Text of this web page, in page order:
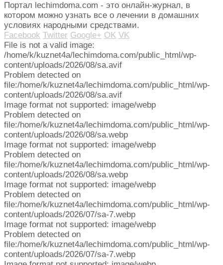
Портал lechimdoma.com - это онлайн-журнал, в
котором можно узнать все о лечении в домашних
условиях народными средствами.
Facebook Twitter Google+ OK VK
File is not a valid image:
/home/k/kuznet4a/lechimdoma.com/public_html/wp-
content/uploads/2026/08/sa.avif
Problem detected on
file:/home/k/kuznet4a/lechimdoma.com/public_html/wp-
content/uploads/2026/08/sa.avif
Image format not supported: image/webp
Problem detected on
file:/home/k/kuznet4a/lechimdoma.com/public_html/wp-
content/uploads/2026/08/sa.webp
Image format not supported: image/webp
Problem detected on
file:/home/k/kuznet4a/lechimdoma.com/public_html/wp-
content/uploads/2026/08/sa.webp
Image format not supported: image/webp
Problem detected on
file:/home/k/kuznet4a/lechimdoma.com/public_html/wp-
content/uploads/2026/07/sa-7.webp
Image format not supported: image/webp
Problem detected on
file:/home/k/kuznet4a/lechimdoma.com/public_html/wp-
content/uploads/2026/07/sa-7.webp